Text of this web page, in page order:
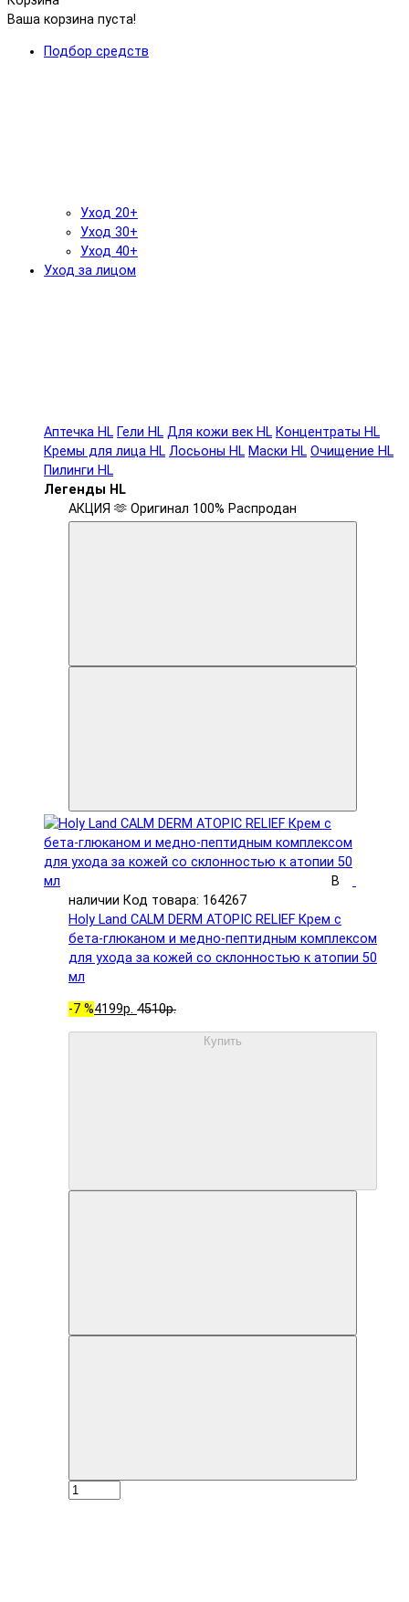
Ваша корзина пуста!
Подбор средств
Уход 20+
Уход 30+
Уход 40+
Уход за лицом
Аптечка HL Гели HL Для кожи век HL Концентраты HL
Кремы для лица HL Лосьоны HL Маски HL Очищение HL
Пилинги HL
Легенды HL
АКЦИЯ 🫶 Оригинал 100% Распродан
В
наличии Код товара: 164267
Holy Land CALM DERM ATOPIC RELIEF Крем с
бета-глюканом и медно-пептидным комплексом
для ухода за кожей со склонностью к атопии 50
мл
-7 %4199р. 4510р.
Купить